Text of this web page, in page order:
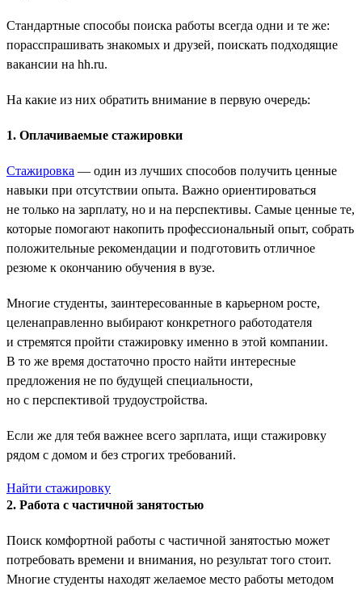
Стандартные способы поиска работы всегда одни и те же:
порасспрашивать знакомых и друзей, поискать подходящие
вакансии на hh.ru.
На какие из них обратить внимание в первую очередь:
1. Оплачиваемые стажировки
Стажировка — один из лучших способов получить ценные
навыки при отсутствии опыта. Важно ориентироваться
не только на зарплату, но и на перспективы. Самые ценные те,
которые помогают накопить профессиональный опыт, собрать
положительные рекомендации и подготовить отличное
резюме к окончанию обучения в вузе.
Многие студенты, заинтересованные в карьерном росте,
целенаправленно выбирают конкретного работодателя
и стремятся пройти стажировку именно в этой компании.
В то же время достаточно просто найти интересные
предложения не по будущей специальности,
но с перспективой трудоустройства.
Если же для тебя важнее всего зарплата, ищи стажировку
рядом с домом и без строгих требований.
Найти стажировку
2. Работа с частичной занятостью
Поиск комфортной работы с частичной занятостью может
потребовать времени и внимания, но результат того стоит.
Многие студенты находят желаемое место работы методом